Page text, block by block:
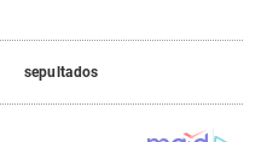
sepultados